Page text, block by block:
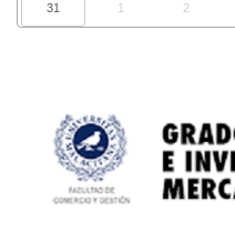
31 1 2